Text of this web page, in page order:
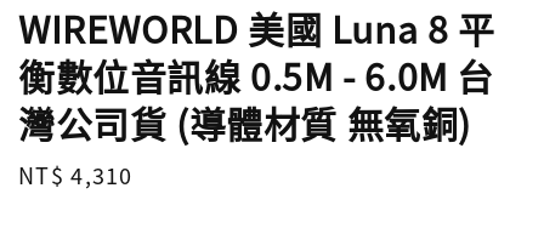
WIREWORLD 美國 Luna 8 平
衡數位音訊線 0.5M - 6.0M 台
灣公司貨 (導體材質 無氧銅)
Regular
NT$ 4,310